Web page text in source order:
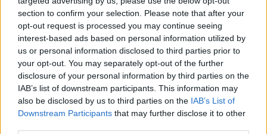
section to confirm your selection. Please note that after your
opt-out request is processed you may continue seeing
interest-based ads based on personal information utilized by
us or personal information disclosed to third parties prior to
your opt-out. You may separately opt-out of the further
disclosure of your personal information by third parties on the
IAB’s list of downstream participants. This information may
also be disclosed by us to third parties on the IAB’s List of
Downstream Participants that may further disclose it to other
Reflexiones sobre el proceso de
aprendizaje
Isaías, tras su eliminación, mostró madurez al
reconocer su error técnico en la preparación de su
platillo. Agradeció el apoyo del público y expresó